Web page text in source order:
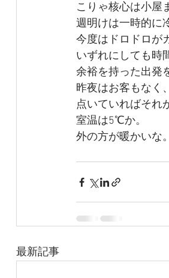
こりゃ核心は小屋
週明けは一時的に
今度はドロドロが
いずれにしても時
余裕を持った出発
昨夜はお客もなく
点いていればそれ
室温は5℃か。
外の方が暖かいな。
最新記事